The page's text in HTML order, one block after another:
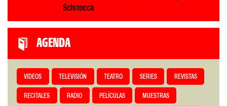
Schinocca
AGENDA
VIDEOS TELEVISIÓN TEATRO SERIES REVISTAS
RECITALES RADIO PELÍCULAS MUESTRAS